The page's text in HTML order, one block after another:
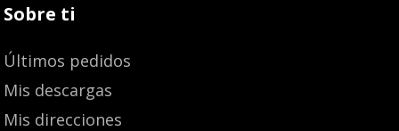
Sobre ti
Últimos pedidos
Mis descargas
Mis direcciones